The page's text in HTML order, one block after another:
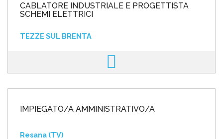
CABLATORE INDUSTRIALE E PROGETTISTA
SCHEMI ELETTRICI
TEZZE SUL BRENTA
IMPIEGATO/A AMMINISTRATIVO/A
Resana (TV)